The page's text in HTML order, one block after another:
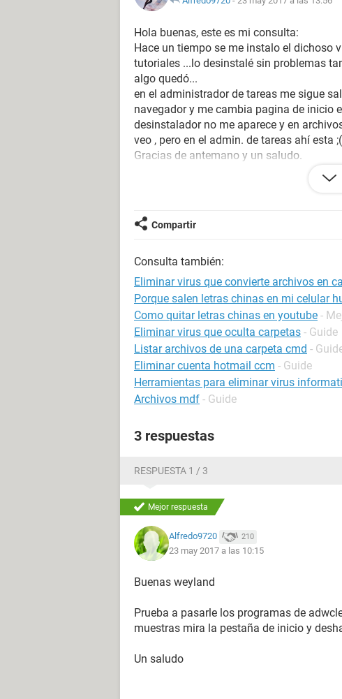
Hola buenas, este es mi consulta:
Hace un tiempo se me instalo el dichoso
tutoriales ...lo desinstalé sin problemas
algo quedó...
en el administrador de tareas me sigue
navegador y me cambia pagina de inicio
desinstalador no me aparece y en
veo , pero en el admin. de tareas ahí esta
Gracias de antemano y un saludo.
Compartir
Consulta también:
Eliminar virus que convierte archivos en
Porque salen letras chinas en mi celular
Como quitar letras chinas en youtube -
Eliminar virus que oculta carpetas - Guide
Listar archivos de una carpeta cmd -
Eliminar cuenta hotmail ccm - Guide
Herramientas para eliminar virus
Archivos mdf - Guide
3 respuestas
RESPUESTA 1 / 3
Mejor respuesta
Alfredo9720 210
23 may 2017 a las 10:15
Buenas weyland
Prueba a pasarle los programas de
muestras mira la pestaña de inicio y
Un saludo